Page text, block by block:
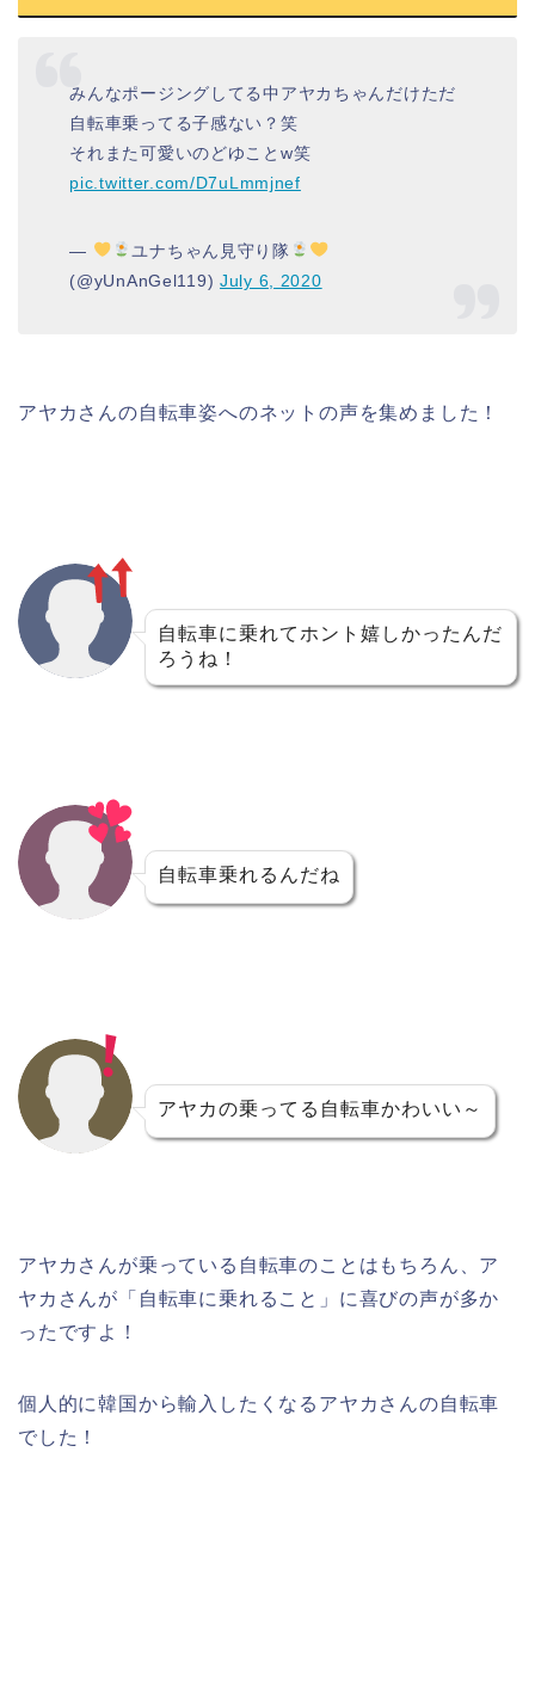
みんなポージングしてる中アヤカちゃんだけただ
自転車乗ってる子感ない？笑
それまた可愛いのどゆことw笑
pic.twitter.com/D7uLmmjnef
—
ユナちゃん見守り隊
(@yUnAnGel119) July 6, 2020
アヤカさんの自転車姿へのネットの声を集めました！
自転車に乗れてホント嬉しかったんだ
ろうね！
自転車乗れるんだね
アヤカの乗ってる自転車かわいい～
アヤカさんが乗っている 自転車のことはもちろん、 ア
ヤカさんが「 自転車に乗れること 」に喜びの声が多か
った ですよ！
個人的に韓国から輸入したくなる アヤカさんの自転車
でした！